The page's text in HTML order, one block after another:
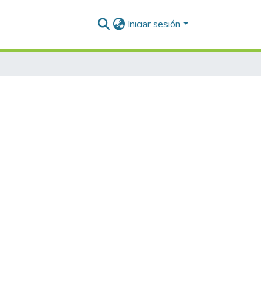
Iniciar sesión